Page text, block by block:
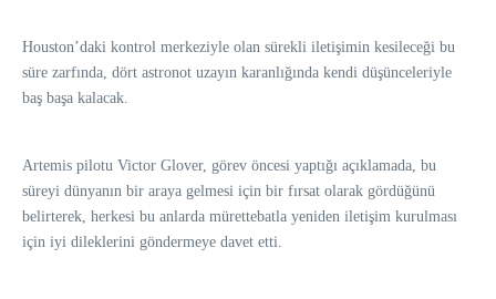
Houston’daki kontrol merkeziyle olan sürekli iletişimin kesileceği bu
süre zarfında, dört astronot uzayın karanlığında kendi düşünceleriyle
baş başa kalacak.
Artemis pilotu Victor Glover, görev öncesi yaptığı açıklamada, bu
süreyi dünyanın bir araya gelmesi için bir fırsat olarak gördüğünü
belirterek, herkesi bu anlarda mürettebatla yeniden iletişim kurulması
için iyi dileklerini göndermeye davet etti.